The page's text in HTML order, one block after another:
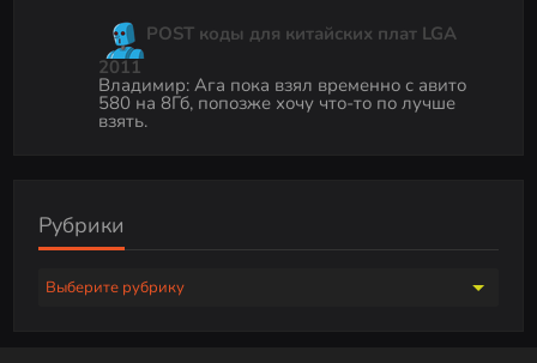
POST коды для китайских плат LGA
2011
Владимир:Ага пока взял временно с авито
580 на 8Гб, попозже хочу что-то по лучше
взять.
Рубрики
Р